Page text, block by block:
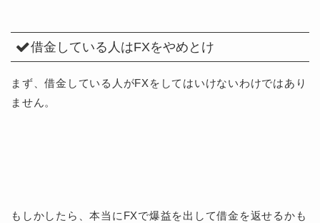
借金している人はFXをやめとけ
まず、借金している人がFXをしてはいけないわけではあり
ません。
もしかしたら、本当にFXで爆益を出して借金を返せるかも